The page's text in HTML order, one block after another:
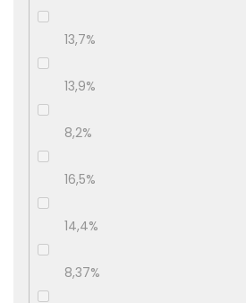
13,7%
13,9%
8,2%
16,5%
14,4%
8,37%